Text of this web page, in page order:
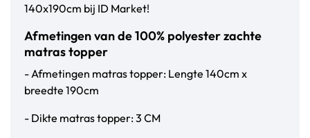
140x190cm bij ID Market!
Afmetingen van de 100% polyester zachte
matras topper
- Afmetingen matras topper: Lengte 140cm x
breedte 190cm
- Dikte matras topper: 3 CM